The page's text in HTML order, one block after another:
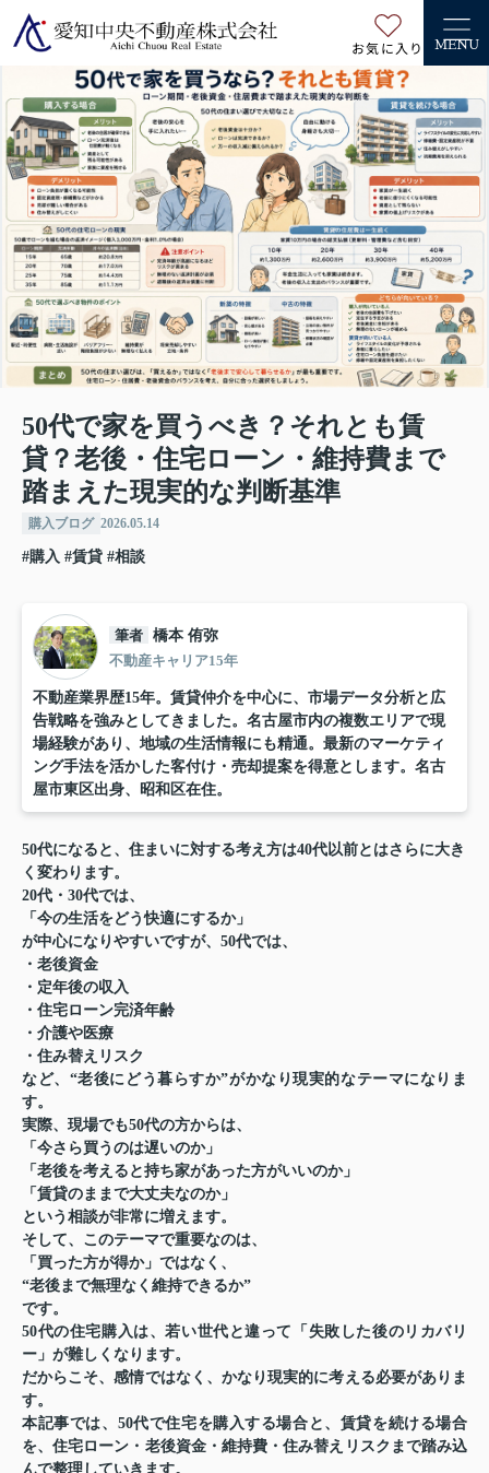
お気に入り MENU
50代で家を買うべき？それとも賃
貸？老後・住宅ローン・維持費まで
踏まえた現実的な判断基準
購入ブログ 2026.05.14
#購入 #賃貸 #相談
筆者 橋本 侑弥
不動産キャリア15年
不動産業界歴15年。賃貸仲介を中心に、市場データ分析と広
告戦略を強みとしてきました。名古屋市内の複数エリアで現
場経験があり、地域の生活情報にも精通。最新のマーケティ
ング手法を活かした客付け・売却提案を得意とします。名古
屋市東区出身、昭和区在住。
50代になると、住まいに対する考え方は40代以前とはさらに大き
く変わります。
20代・30代では、
「今の生活をどう快適にするか」
が中心になりやすいですが、50代では、
・老後資金
・定年後の収入
・住宅ローン完済年齢
・介護や医療
・住み替えリスク
など、“老後にどう暮らすか”がかなり現実的なテーマになりま
す。
実際、現場でも50代の方からは、
「今さら買うのは遅いのか」
「老後を考えると持ち家があった方がいいのか」
「賃貸のままで大丈夫なのか」
という相談が非常に増えます。
そして、このテーマで重要なのは、
「買った方が得か」ではなく、
“老後まで無理なく維持できるか”
です。
50代の住宅購入は、若い世代と違って「失敗した後のリカバリ
ー」が難しくなります。
だからこそ、感情ではなく、かなり現実的に考える必要がありま
す。
本記事では、50代で住宅を購入する場合と、賃貸を続ける場合
を、住宅ローン・老後資金・維持費・住み替えリスクまで踏み込
んで整理していきます。